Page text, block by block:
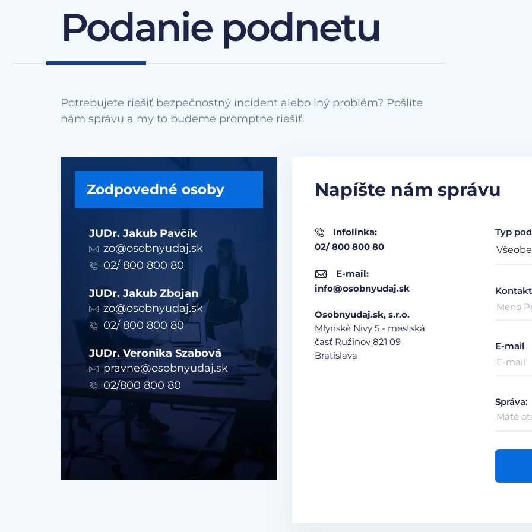
Podanie podnetu
Potrebujete riešiť bezpečnostný incident alebo iný problém? Pošlite
Zodpovedné osoby
JUDr. Jakub Pavčík
zo@osobnyudaj.sk
02/ 800 800 80
JUDr. Jakub Zbojan
zo@osobnyudaj.sk
02/ 800 800 80
JUDr. Veronika Szabová
pravne@osobnyudaj.sk
02/800 800 80
Napíšte nám správu
Infolinka:
02/ 800 800 80
E-mail:
info@osobnyudaj.sk
Osobnyudaj.sk, s.r.o.
Mlynské Nivy 5 - mestská
časť Ružinov 821 09
Bratislava
Typ
E-mail
Správa: